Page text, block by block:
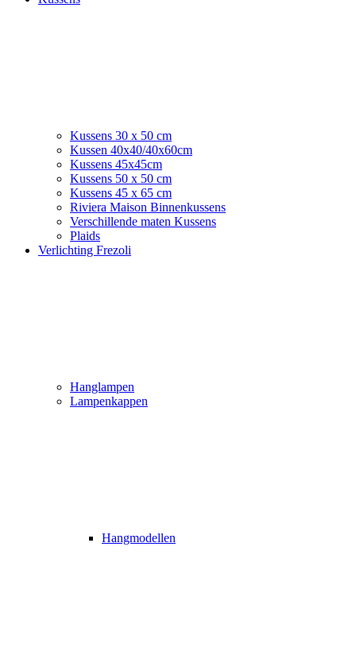
Kussens 30 x 50 cm
Kussen 40x40/40x60cm
Kussens 45x45cm
Kussens 50 x 50 cm
Kussens 45 x 65 cm
Riviera Maison Binnenkussens
Verschillende maten Kussens
Plaids
Verlichting Frezoli
Hanglampen
Lampenkappen
Hangmodellen